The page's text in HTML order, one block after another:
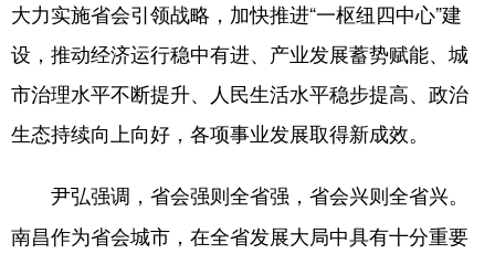
大力实施省会引领战略，加快推进“一枢纽四中心”建
设，推动经济运行稳中有进、产业发展蓄势赋能、城
市治理水平不断提升、人民生活水平稳步提高、政治
生态持续向上向好，各项事业发展取得新成效。
尹弘强调， 省会强则全省强，省会兴则全省兴。
南昌作为省会城市，在全省发展大局中具有十分重要